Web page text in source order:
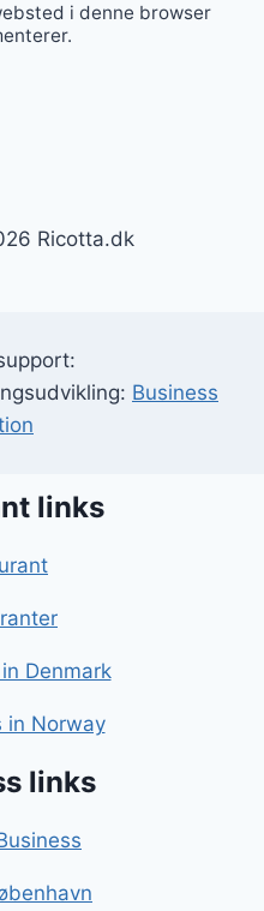
i denne browser
Ricotta.dk
Business
links
Denmark
in Norway
links